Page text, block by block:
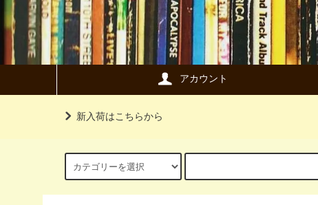
アカウント
新入荷はこちらから